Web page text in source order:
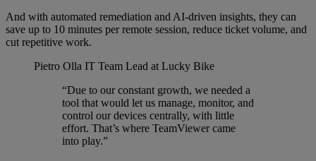
And with automated remediation and AI-driven insights, they can
save up to 10 minutes per remote session, reduce ticket volume, and
cut repetitive work.
Pietro Olla IT Team Lead at Lucky Bike
“Due to our constant growth, we needed a
tool that would let us manage, monitor, and
control our devices centrally, with little
effort. That’s where TeamViewer came
into play.”